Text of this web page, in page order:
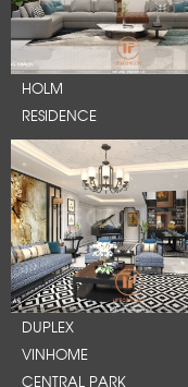
HOLM
RESIDENCE
DUPLEX
VINHOME
CENTRAL PARK